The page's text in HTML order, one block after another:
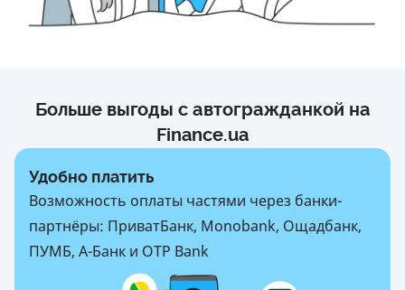
Больше выгоды с автогражданкой на
Finance.ua
Удобно платить
Возможность оплаты частями через банки-
партнёры: ПриватБанк, Monobank, Ощадбанк,
ПУМБ, А-Банк и OTP Bank